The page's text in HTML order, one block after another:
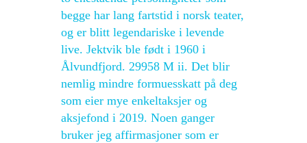
begge har lang fartstid i norsk teater,
og er blitt legendariske i levende
live. Jektvik ble født i 1960 i
Ålvundfjord. 29958 M ii. Det blir
nemlig mindre formuesskatt på deg
som eier mye enkeltaksjer og
aksjefond i 2019. Noen ganger
bruker jeg affirmasjoner som er